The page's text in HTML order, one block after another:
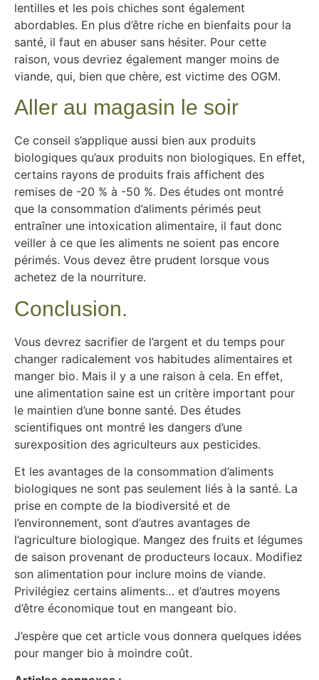
lentilles et les pois chiches sont également
abordables. En plus d’être riche en bienfaits pour la
santé, il faut en abuser sans hésiter. Pour cette
raison, vous devriez également manger moins de
viande, qui, bien que chère, est victime des OGM.
Aller au magasin le soir
Ce conseil s’applique aussi bien aux produits
biologiques qu’aux produits non biologiques. En effet,
certains rayons de produits frais affichent des
remises de -20 % à -50 %. Des études ont montré
que la consommation d’aliments périmés peut
entraîner une intoxication alimentaire, il faut donc
veiller à ce que les aliments ne soient pas encore
périmés. Vous devez être prudent lorsque vous
achetez de la nourriture.
Conclusion.
Vous devrez sacrifier de l’argent et du temps pour
changer radicalement vos habitudes alimentaires et
manger bio. Mais il y a une raison à cela. En effet,
une alimentation saine est un critère important pour
le maintien d’une bonne santé. Des études
scientifiques ont montré les dangers d’une
surexposition des agriculteurs aux pesticides.
Et les avantages de la consommation d’aliments
biologiques ne sont pas seulement liés à la santé. La
prise en compte de la biodiversité et de
l’environnement, sont d’autres avantages de
l’agriculture biologique. Mangez des fruits et légumes
de saison provenant de producteurs locaux. Modifiez
son alimentation pour inclure moins de viande.
Privilégiez certains aliments… et d’autres moyens
d’être économique tout en mangeant bio.
J’espère que cet article vous donnera quelques idées
pour manger bio à moindre coût.